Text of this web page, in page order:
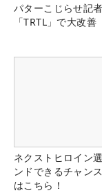
パターこじらせ記
「TRTL」で大改善
ネクストヒロイン
ンドできるチャン
はこちら！